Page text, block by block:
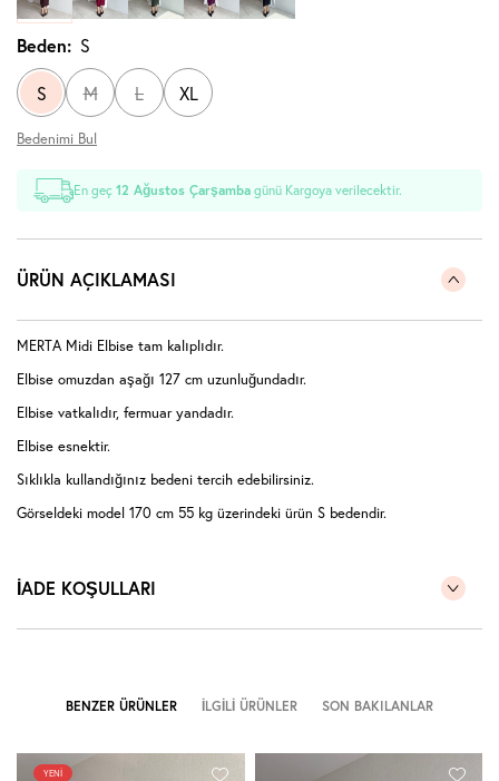
Beden: S
S M L XL
Bedenimi Bul
En geç12 Ağustos Çarşamba günü Kargoya verilecektir.
ÜRÜN AÇIKLAMASI
MERTA Midi Elbise tam kalıplıdır.
Elbise omuzdan aşağı 127 cm uzunluğundadır.
Elbise vatkalıdır, fermuar yandadır.
Elbise esnektir.
Sıklıkla kullandığınız bedeni tercih edebilirsiniz.
Görseldeki model 170 cm 55 kg üzerindeki ürün S bedendir.
İADE KOŞULLARI
BENZER ÜRÜNLER İLGILI ÜRÜNLER SON BAKILANLAR
YENI